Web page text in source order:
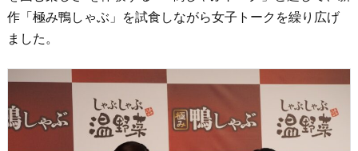
作「極み鴨しゃぶ」を試食しながら女子トークを繰り広げ
ました。